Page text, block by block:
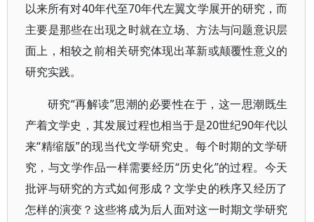
以来所有对40年代至70年代左翼文学展开的研究，而
主要是那些在出现之时就在立场、方法与问题意识层
面上，相较之前相关研究体现出革新或颠覆性意义的
研究实践。
研究“再解读”思潮的必要性在于，这一思潮既生
产着文学史，其发展过程也相当于是20世纪90年代以
来“精缩版”的现当代文学研究史。每个时期的文学研
究，与文学作品一样需要经历“历史化”的过程。今天
批评与研究的方式如何形成？文学史的秩序又经历了
怎样的演变？这些将成为后人面对这一时期文学研究